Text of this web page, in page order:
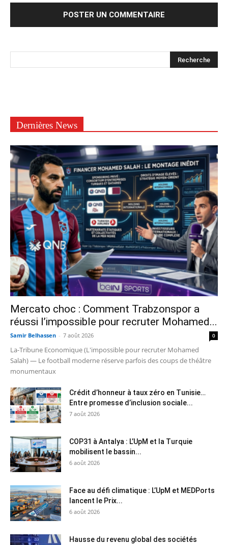
Dernières News
Mercato choc : Comment Trabzonspor a
réussi l’impossible pour recruter Mohamed...
Samir Belhassen - 7 août 2026 0
La-Tribune Economique (L'impossible pour recruter Mohamed
Salah) — Le football moderne réserve parfois des coups de théâtre
monumentaux
Crédit d’honneur à taux zéro en Tunisie…
Entre promesse d’inclusion sociale...
7 août 2026
COP31 à Antalya : L’UpM et la Turquie
mobilisent le bassin...
6 août 2026
Face au défi climatique : L’UpM et MEDPorts
lancent le Prix...
6 août 2026
Hausse du revenu global des sociétés